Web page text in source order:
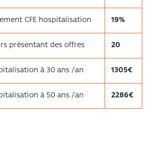
CFE hospitalisation 19%
présentant des offres 20
à 30 ans /an 1305€
à 50 ans /an 2286€